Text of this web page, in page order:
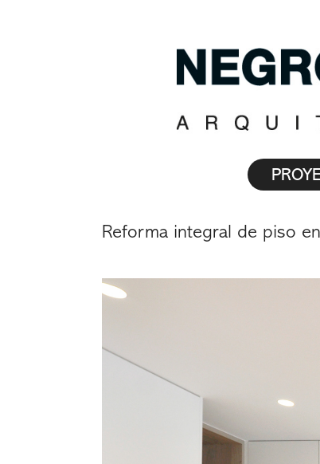
Reforma integral de piso